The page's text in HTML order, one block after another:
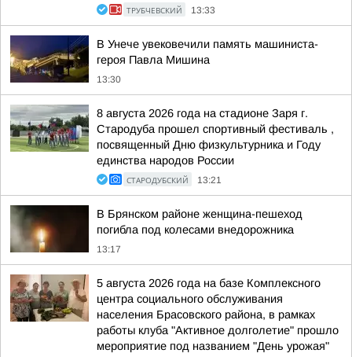
ТРУБЧЕВСКИЙ 13:33
В Унече увековечили память машиниста-
героя Павла Мишина
13:30
8 августа 2026 года на стадионе Заря г.
Стародуба прошел спортивный фестиваль ,
посвященный Дню физкультурника и Году
единства народов России
СТАРОДУБСКИЙ 13:21
В Брянском районе женщина-пешеход
погибла под колесами внедорожника
13:17
5 августа 2026 года на базе Комплексного
центра социального обслуживания
населения Брасовского района, в рамках
работы клуба "Активное долголетие" прошло
мероприятие под названием "День урожая"